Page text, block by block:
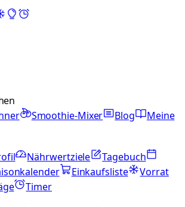
Smoothie-Mixer Blog
Meine
Nährwertziele
Tagebuch
Einkaufsliste
Vorrat
Timer